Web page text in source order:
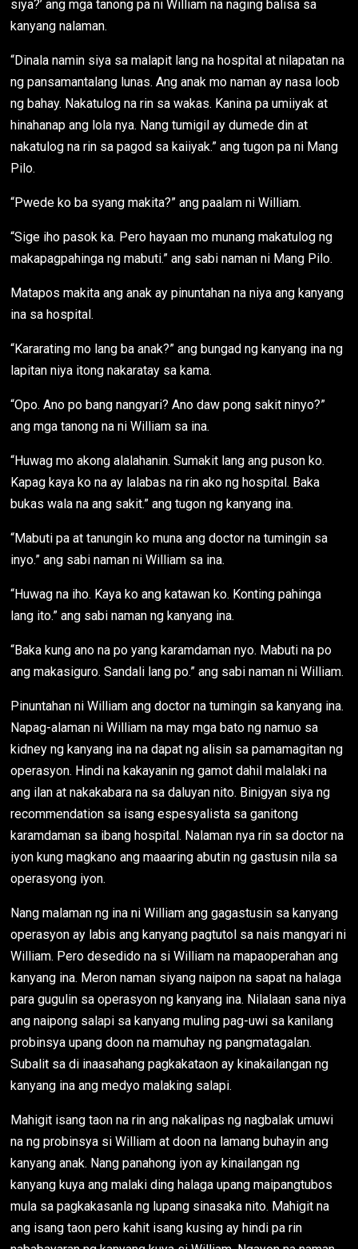
siya?’ ang mga tanong pa ni William na naging balisa sa
kanyang nalaman.
“Dinala namin siya sa malapit lang na hospital at nilapatan na
ng pansamantalang lunas. Ang anak mo naman ay nasa loob
ng bahay. Nakatulog na rin sa wakas. Kanina pa umiiyak at
hinahanap ang lola nya. Nang tumigil ay dumede din at
nakatulog na rin sa pagod sa kaiiyak.” ang tugon pa ni Mang
Pilo.
“Pwede ko ba syang makita?” ang paalam ni William.
“Sige iho pasok ka. Pero hayaan mo munang makatulog ng
makapagpahinga ng mabuti.” ang sabi naman ni Mang Pilo.
Matapos makita ang anak ay pinuntahan na niya ang kanyang
ina sa hospital.
“Kararating mo lang ba anak?” ang bungad ng kanyang ina ng
lapitan niya itong nakaratay sa kama.
“Opo. Ano po bang nangyari? Ano daw pong sakit ninyo?”
ang mga tanong na ni William sa ina.
“Huwag mo akong alalahanin. Sumakit lang ang puson ko.
Kapag kaya ko na ay lalabas na rin ako ng hospital. Baka
bukas wala na ang sakit.” ang tugon ng kanyang ina.
“Mabuti pa at tanungin ko muna ang doctor na tumingin sa
inyo.” ang sabi naman ni William sa ina.
“Huwag na iho. Kaya ko ang katawan ko. Konting pahinga
lang ito.” ang sabi naman ng kanyang ina.
“Baka kung ano na po yang karamdaman nyo. Mabuti na po
ang makasiguro. Sandali lang po.” ang sabi naman ni William.
Pinuntahan ni William ang doctor na tumingin sa kanyang ina.
Napag-alaman ni William na may mga bato ng namuo sa
kidney ng kanyang ina na dapat ng alisin sa pamamagitan ng
operasyon. Hindi na kakayanin ng gamot dahil malalaki na
ang ilan at nakakabara na sa daluyan nito. Binigyan siya ng
recommendation sa isang espesyalista sa ganitong
karamdaman sa ibang hospital. Nalaman nya rin sa doctor na
iyon kung magkano ang maaaring abutin ng gastusin nila sa
operasyong iyon.
Nang malaman ng ina ni William ang gagastusin sa kanyang
operasyon ay labis ang kanyang pagtutol sa nais mangyari ni
William. Pero desedido na si William na mapaoperahan ang
kanyang ina. Meron naman siyang naipon na sapat na halaga
para gugulin sa operasyon ng kanyang ina. Nilalaan sana niya
ang naipong salapi sa kanyang muling pag-uwi sa kanilang
probinsya upang doon na mamuhay ng pangmatagalan.
Subalit sa di inaasahang pagkakataon ay kinakailangan ng
kanyang ina ang medyo malaking salapi.
Mahigit isang taon na rin ang nakalipas ng nagbalak umuwi
na ng probinsya si William at doon na lamang buhayin ang
kanyang anak. Nang panahong iyon ay kinailangan ng
kanyang kuya ang malaki ding halaga upang maipangtubos
mula sa pagkakasanla ng lupang sinasaka nito. Mahigit na
ang isang taon pero kahit isang kusing ay hindi pa rin